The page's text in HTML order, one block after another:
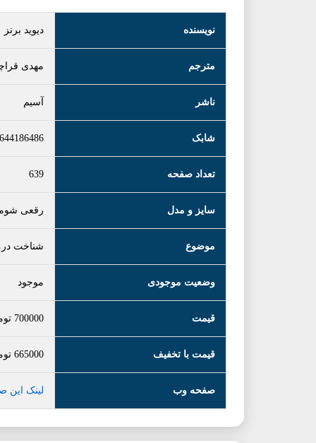
نویسنده دیوید برنز
مترجم مهدی
ناشر آسیم
شابک
تعداد صفحه 639
سایز و مدل رقعی
موضوع شناخت
وضعیت موجودی موجود
قیمت 700000
قیمت با تخفیف 665000
صفحه وب لینک این